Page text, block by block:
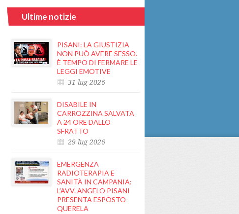
Ultime notizie
PISANI: LA GIUSTIZIA
NON PUÒ AVERE SESSO.
È TEMPO DI FERMARE LE
LEGGI EMOTIVE
31 lug 2026
DISABILE IN
CARROZZINA SALVATA
A 24 ORE DALLO
SFRATTO
29 lug 2026
EMERGENZA
RADIOTERAPIA E
SANITÀ IN CAMPANIA:
L’AVV. ANGELO PISANI
PRESENTA ESPOSTO-
QUERELA